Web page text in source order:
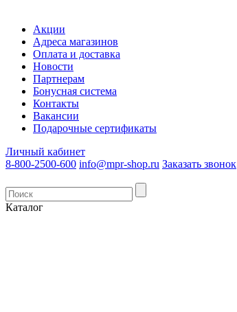
Акции
Адреса магазинов
Оплата и доставка
Новости
Партнерам
Бонусная система
Контакты
Вакансии
Подарочные сертификаты
Личный кабинет
8-800-2500-600 info@mpr-shop.ru Заказать звонок
Каталог